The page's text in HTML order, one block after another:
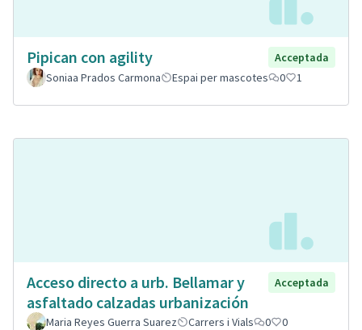
Pipican con agility
Acceptada
Soniaa Prados Carmona
Espai per mascotes 0 1
Acceso directo a urb. Bellamar y
asfaltado calzadas urbanización
Acceptada
Maria Reyes Guerra Suarez Carrers i Vials 0 0